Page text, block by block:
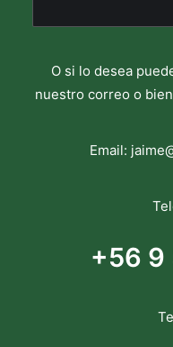
O si lo desea
nuestro correo o
Email:
+56 9